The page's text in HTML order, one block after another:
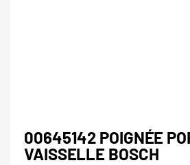
00645142 POIGNÉE
VAISSELLE BOSCH